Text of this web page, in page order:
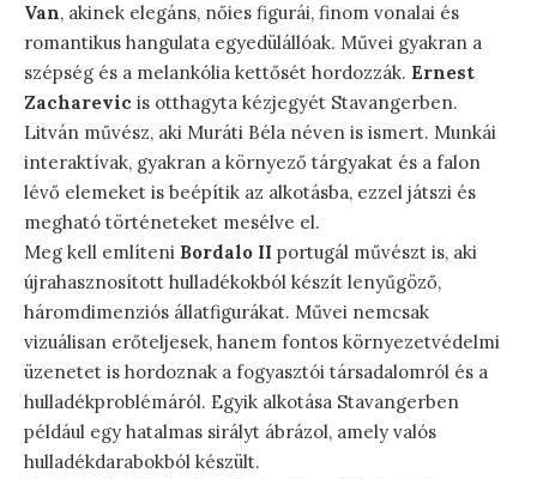
Van, akinek elegáns, nőies figurái, finom vonalai és
romantikus hangulata egyedülállóak. Művei gyakran a
szépség és a melankólia kettősét hordozzák. Ernest
Zacharevic is otthagyta kézjegyét Stavangerben.
Litván művész, aki Muráti Béla néven is ismert. Munkái
interaktívak, gyakran a környező tárgyakat és a falon
lévő elemeket is beépítik az alkotásba, ezzel játszi és
megható történeteket mesélve el.
Meg kell említeni Bordalo II portugál művészt is, aki
újrahasznosított hulladékokból készít lenyűgöző,
háromdimenziós állatfigurákat. Művei nemcsak
vizuálisan erőteljesek, hanem fontos környezetvédelmi
üzenetet is hordoznak a fogyasztói társadalomról és a
hulladékproblémáról. Egyik alkotása Stavangerben
például egy hatalmas sirályt ábrázol, amely valós
hulladékdarabokból készült.